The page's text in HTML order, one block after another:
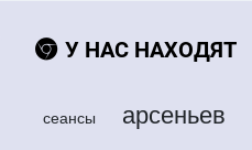
У НАС НАХОДЯТ
сеансы арсеньев